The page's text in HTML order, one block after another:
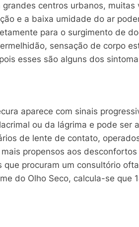
grandes centros urbanos,
e a baixa umidade do ar
para o surgimento de
sensação de corpo
esses são alguns dos
aparece com sinais
ou da lágrima e pode ser
de lente de contato,
propensos aos
que procuram um consultório
do Olho Seco, calcula-se que